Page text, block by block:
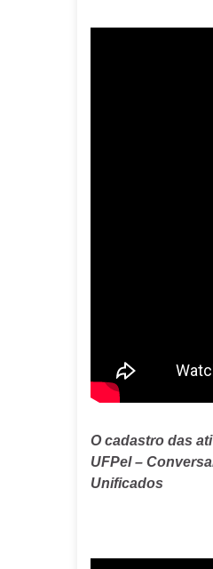
O cadastro das
UFPel –
Unificados